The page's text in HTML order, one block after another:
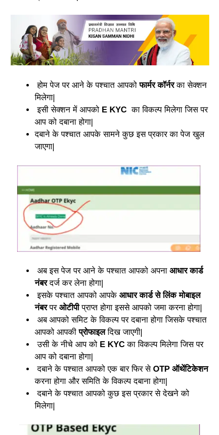
होम पेज पर आने के पश्चात आपको फार्मर कॉर्नरका सेक्शन
मिलेगा|
इसी सेक्शन में आपको E KYC का विकल्प मिलेगा जिस पर
आप को दबाना होगा|
दबाने के पश्चात आपके सामने कुछ इस प्रकार का पेज खुल
जाएगा|
अब इस पेज पर आने के पश्चात आपको अपना आधार कार्ड
नंबरदर्ज कर लेना होगा|
इसके पश्चात आपको आपके आधार कार्ड से लिंक मोबाइल
नंबरपर ओटीपीप्राप्त होगा इससे आपको जमा करना होगा|
अब आपको समिट के विकल्प पर दबाना होगा जिसके पश्चात
आपको आपकीप्रोफाइलदिख जाएगी|
उसी के नीचे आप को E KYC का विकल्प मिलेगा जिस पर
आप को दबाना होगा|
दबाने के पश्चात आपको एक बार फिर से OTP ऑथेंटिकेशन
करना होगा और समिति के विकल्प दबाना होगा|
दबाने के पश्चात आपको कुछ इस प्रकार से देखने को
मिलेगा|